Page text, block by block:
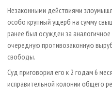
Незаконными действиями
особо крупный ущерб на сумму
ранее был осужден за
очередную противозаконную
свободы.
Суд приговорил его к 2 годам 6
исправительной колонии общего